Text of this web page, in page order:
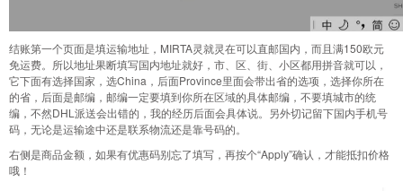
结账第一个页面是填运输地址，MIRTA灵就灵在可以直邮国内，而且满150欧元
免运费。所以地址果断填写国内地址就好，市、区、街、小区都用拼音就可以，
它下面有选择国家，选China，后面Province里面会带出省的选项，选择你所在
的省，后面是邮编，邮编一定要填到你所在区域的具体邮编，不要填城市的统
编，不然DHL派送会出错的，我的经历后面会具体说。另外切记留下国内手机号
码，无论是运输途中还是联系物流还是靠号码的。
右侧是商品金额，如果有优惠码别忘了填写，再按个“Apply”确认，才能抵扣价格
哦！